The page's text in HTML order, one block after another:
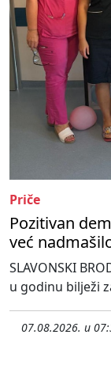
Priče
Pozitivan
već
SLAVONSKI
u godinu bilježi
07.08.2026. u